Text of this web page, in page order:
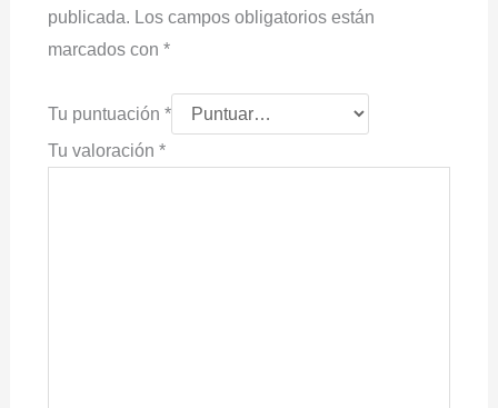
publicada. Los campos obligatorios están
marcados con *
Tu puntuación *
Tu valoración *